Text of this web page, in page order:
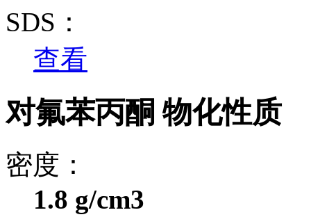
SDS：
查看
对氟苯丙酮 物化性质
密度：
1.8 g/cm3